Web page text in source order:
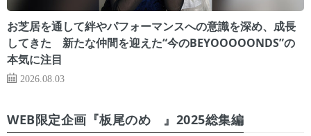
お芝居を通して絆やパフォーマンスへの意識を深め、成長
してきた 新たな仲間を迎えた“今のBEYOOOOONDS”の
本気に注目
2026.08.03
WEB限定企画『板尾のめ゙』2025総集編